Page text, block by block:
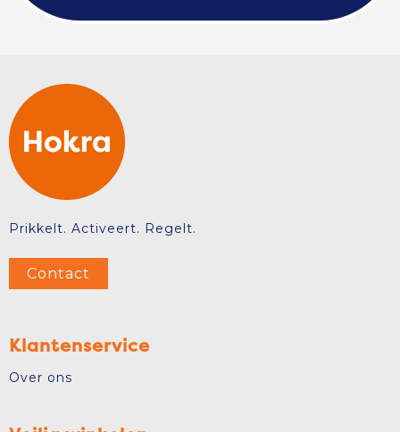
Prikkelt. Activeert. Regelt.
Contact
Klantenservice
Over ons